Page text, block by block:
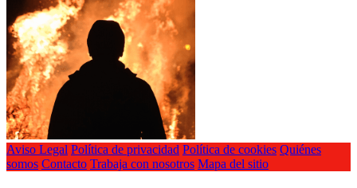
Aviso Legal Política de privacidad Política de cookies Quiénes
somos Contacto Trabaja con nosotros Mapa del sitio